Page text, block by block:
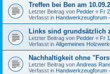
Treffen bei Ben am
Letzter Beitrag von Pedder « Fr
Verfasst in Handwerkzeugforum
Links sind grundsätzlich
Letzter Beitrag von Pedder « Fr
Verfasst in Allgemeines
Nachhaltigkeit ohne
Letzter Beitrag von Andreas
Verfasst in Handwerkzeugforum